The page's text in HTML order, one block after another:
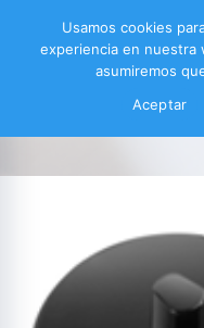
Usamos cookies
experiencia en nuestra
asumiremos
Aceptar